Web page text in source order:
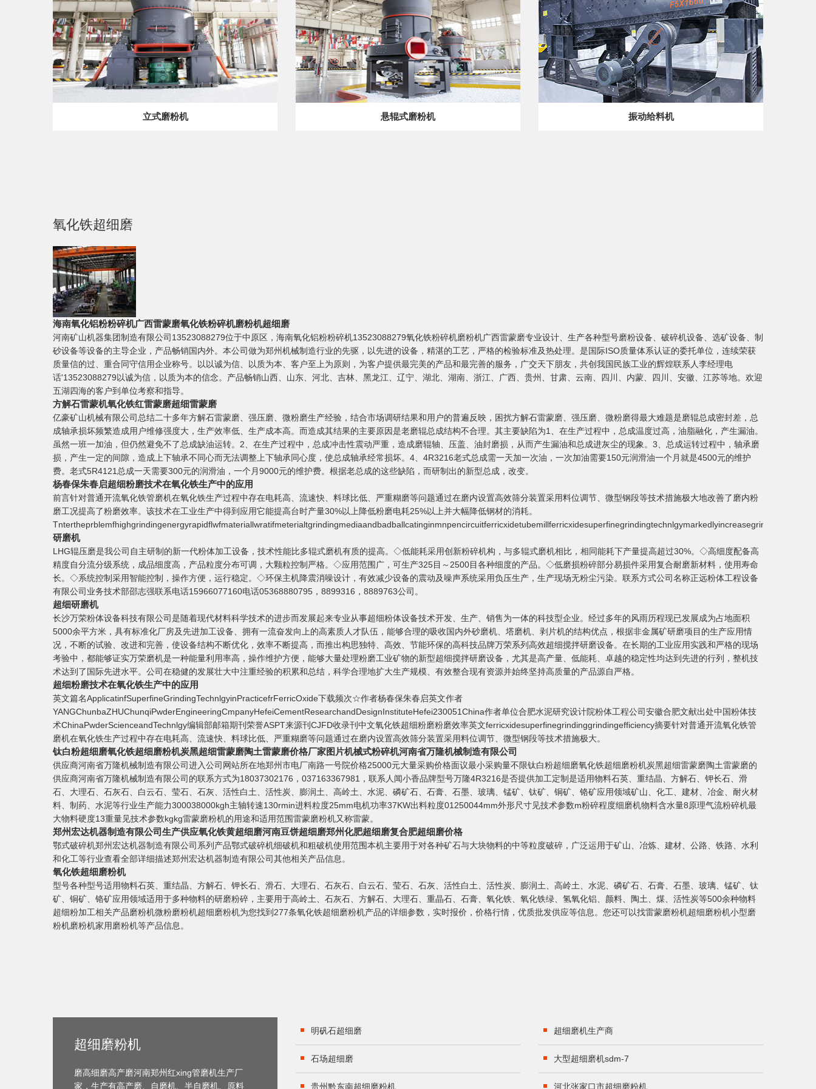
立式磨粉机 悬辊式磨粉机 振动给料机
氧化铁超细磨
海南氧化铝粉粉碎机广西雷蒙磨氧化铁粉碎机磨粉机超细磨
河南矿山机器集团制造有限公司13523088279位于中原区，海南氧化铝粉粉碎机13523088279氧化铁粉碎机磨粉机广西雷蒙磨专业设计、生产各种型号磨粉设备、破碎机设备、选矿设备、制
砂设备等设备的主导企业，产品畅销国内外。本公司做为郑州机械制造行业的先驱，以先进的设备，精湛的工艺，严格的检验标准及热处理。是国际ISO质量体系认证的委托单位，连续荣获
质量信的过、重合同守信用企业称号。以以诚为信、以质为本、客户至上为原则，为客户提供最完美的产品和最完善的服务，广交天下朋友，共创我国民族工业的辉煌联系人李经理电
话'13523088279以诚为信，以质为本的信念。产品畅销山西、山东、河北、吉林、黑龙江、辽宁、湖北、湖南、浙江、广西、贵州、甘肃、云南、四川、内蒙、四川、安徽、江苏等地。欢迎
五湖四海的客户到单位考察和指导。
方解石雷蒙机氧化铁红雷蒙磨超细雷蒙磨
亿豪矿山机械有限公司总结二十多年方解石雷蒙磨、强压磨、微粉磨生产经验，结合市场调研结果和用户的普遍反映，困扰方解石雷蒙磨、强压磨、微粉磨得最大难题是磨辊总成密封差，总
成轴承损坏频繁造成用户维修强度大，生产效率低、生产成本高。而造成其结果的主要原因是老磨辊总成结构不合理。其主要缺陷为1、在生产过程中，总成温度过高，油脂融化，产生漏油。
虽然一班一加油，但仍然避免不了总成缺油运转。2、在生产过程中，总成冲击性震动严重，造成磨辊轴、压盖、油封磨损，从而产生漏油和总成进灰尘的现象。3、总成运转过程中，轴承磨
损，产生一定的间隙，造成上下轴承不同心而无法调整上下轴承同心度，使总成轴承经常损坏。4、4R3216老式总成需一天加一次油，一次加油需要150元润滑油一个月就是4500元的维护
费。老式5R4121总成一天需要300元的润滑油，一个月9000元的维护费。根据老总成的这些缺陷，而研制出的新型总成，改变。
杨春保朱春启超细粉磨技术在氧化铁生产中的应用
前言针对普通开流氧化铁管磨机在氧化铁生产过程中存在电耗高、流速快、料球比低、严重糊磨等问题通过在磨内设置高效筛分装置采用料位调节、微型钢段等技术措施极大地改善了磨内粉
磨工况提高了粉磨效率。该技术在工业生产中得到应用它能提高台时产量30%以上降低粉磨电耗25%以上并大幅降低钢材的消耗。
研磨机
LHG辊压磨是我公司自主研制的新一代粉体加工设备，技术性能比多辊式磨机有质的提高。◇低能耗采用创新粉碎机构，与多辊式磨机相比，相同能耗下产量提高超过30%。◇高细度配备高
精度自分流分级系统，成品细度高，产品粒度分布可调，大颗粒控制严格。◇应用范围广，可生产325目～2500目各种细度的产品。◇低磨损粉碎部分易损件采用复合耐磨新材料，使用寿命
长。◇系统控制采用智能控制，操作方便，运行稳定。◇环保主机降震消噪设计，有效减少设备的震动及噪声系统采用负压生产，生产现场无粉尘污染。联系方式公司名称正远粉体工程设备
有限公司业务技术部邵志强联系电话15966077160电话05368880795，8899316，8889763公司。
超细研磨机
长沙万荣粉体设备科技有限公司是随着现代材料科学技术的进步而发展起来专业从事超细粉体设备技术开发、生产、销售为一体的科技型企业。经过多年的风雨历程现已发展成为占地面积
5000余平方米，具有标准化厂房及先进加工设备、拥有一流奋发向上的高素质人才队伍，能够合理的吸收国内外砂磨机、塔磨机、剥片机的结构优点，根据非金属矿研磨项目的生产应用情
况，不断的试验、改进和完善，使设备结构不断优化，效率不断提高，而推出构思独特、高效、节能环保的高科技品牌万荣系列高效超细搅拌研磨设备。在长期的工业应用实践和严格的现场
考验中，都能够证实万荣磨机是一种能量利用率高，操作维护方便，能够大量处理粉磨工业矿物的新型超细搅拌研磨设备，尤其是高产量、低能耗、卓越的稳定性均达到先进的行列，整机技
术达到了国际先进水平。公司在稳健的发展壮大中注重经验的积累和总结，科学合理地扩大生产规模、有效整合现有资源并始终坚持高质量的产品源自严格。
超细粉磨技术在氧化铁生产中的应用
英文篇名ApplicatinfSuperfineGrindingTechnlgyinPracticefrFerricOxide下载频次☆作者杨春保朱春启英文作者
YANGChunbaZHUChunqiPwderEngineeringCmpanyHefeiCementResearchandDesignInstituteHefei230051China作者单位合肥水泥研究设计院粉体工程公司安徽合肥文献出处中国粉体技
术ChinaPwderScienceandTechnlgy编辑部邮箱期刊荣誉ASPT来源刊CJFD收录刊中文氧化铁超细粉磨粉磨效率英文ferricxidesuperfinegrindinggrindingefficiency摘要针对普通开流氧化铁管
磨机在氧化铁生产过程中存在电耗高、流速快、料球比低、严重糊磨等问题通过在磨内设置高效筛分装置采用料位调节、微型钢段等技术措施极大。
钛白粉超细磨氧化铁超细磨粉机炭黑超细雷蒙磨陶土雷蒙磨价格厂家图片机械式粉碎机河南省万隆机械制造有限公司
供应商河南省万隆机械制造有限公司进入公司网站所在地郑州市电厂南路一号院价格25000元大量采购价格面议最小采购量不限钛白粉超细磨氧化铁超细磨粉机炭黑超细雷蒙磨陶土雷蒙磨的
供应商河南省万隆机械制造有限公司的联系方式为18037302176，037163367981，联系人闻小香品牌型号万隆4R3216是否提供加工定制是适用物料石英、重结晶、方解石、钾长石、滑
石、大理石、石灰石、白云石、莹石、石灰、活性白土、活性炭、膨润土、高岭土、水泥、磷矿石、石膏、石墨、玻璃、锰矿、钛矿、铜矿、铬矿应用领域矿山、化工、建材、冶金、耐火材
料、制药、水泥等行业生产能力300038000kgh主轴转速130rmin进料粒度25mm电机功率37KW出料粒度01250044mm外形尺寸见技术参数m粉碎程度细磨机物料含水量8原理气流粉碎机最
大物料硬度13重量见技术参数kgkg雷蒙磨粉机的用途和适用范围雷蒙磨粉机又称雷蒙。
郑州宏达机器制造有限公司生产供应氧化铁黄超细磨河南豆饼超细磨郑州化肥超细磨复合肥超细磨价格
鄂式破碎机郑州宏达机器制造有限公司系列产品鄂式破碎机细破机和粗破机使用范围本机主要用于对各种矿石与大块物料的中等粒度破碎，广泛运用于矿山、冶炼、建材、公路、铁路、水利
和化工等行业查看全部详细描述郑州宏达机器制造有限公司其他相关产品信息。
氧化铁超细磨粉机
型号各种型号适用物料石英、重结晶、方解石、钾长石、滑石、大理石、石灰石、白云石、莹石、石灰、活性白土、活性炭、膨润土、高岭土、水泥、磷矿石、石膏、石墨、玻璃、锰矿、钛
矿、铜矿、铬矿应用领域适用于多种物料的研磨粉碎，主要用于高岭土、石灰石、方解石、大理石、重晶石、石膏、氧化铁、氧化铁绿、氢氧化铝、颜料、陶土、煤、活性炭等500余种物料
超细粉加工相关产品磨粉机微粉磨粉机超细磨粉机为您找到277条氧化铁超细磨粉机产品的详细参数，实时报价，价格行情，优质批发供应等信息。您还可以找雷蒙磨粉机超细磨粉机小型磨
粉机磨粉机家用磨粉机等产品信息。
超细磨粉机
磨高细磨高产磨河南郑州红xing管磨机生产厂
家，生产有高产磨、自磨机、半自磨机、原料
明矾石超细磨
石场超细磨
贵州黔东南超细磨粉机
超细磨机生产商
大型超细磨机sdm-7
河北张家口市超细磨粉机